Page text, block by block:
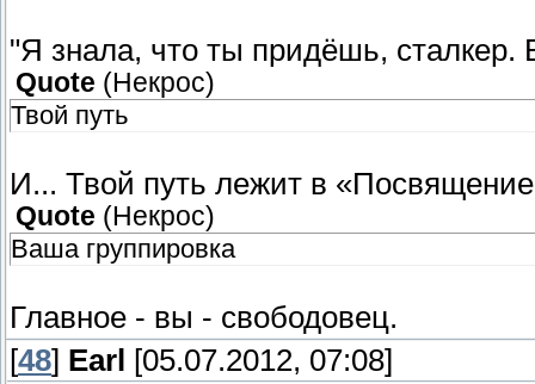
"Я знала, что ты придёшь, сталкер.
Quote ( Некрос)
Твой путь
И... Твой путь лежит в
Quote ( Некрос)
Ваша группировка
Главное - вы - свободовец.
[48] Earl
[05.07.2012, 07:08]